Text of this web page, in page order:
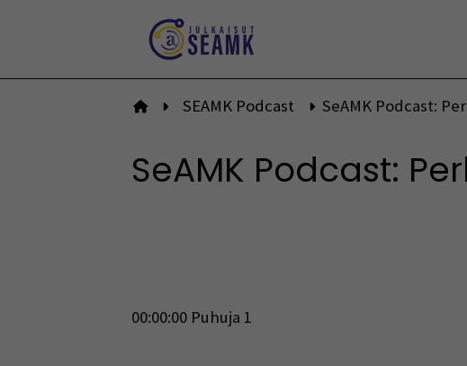
Etusivulle
SEAMK Podcast SeAMK Podcast:
SeAMK Podcast:
00:00:00 Puhuja 1